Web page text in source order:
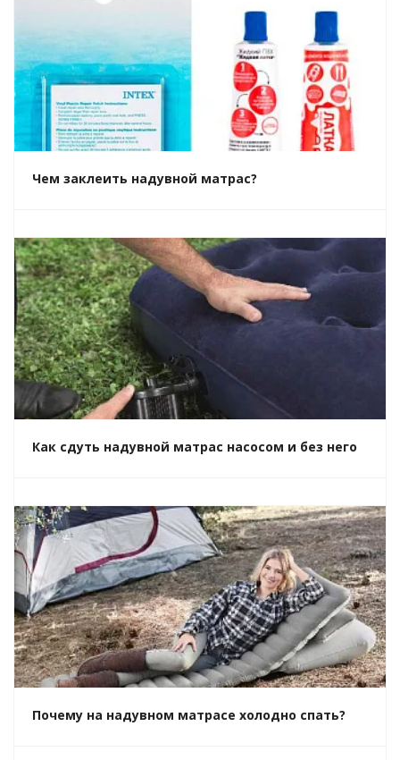
Чем заклеить надувной матрас?
Как сдуть надувной матрас насосом и без него
Почему на надувном матрасе холодно спать?